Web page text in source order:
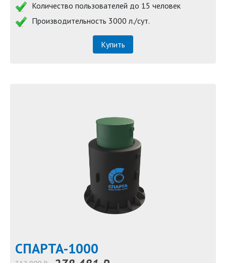
Количество пользователей до 15 человек
Производительность 3000 л./сут.
Купить
СПАРТА-1000